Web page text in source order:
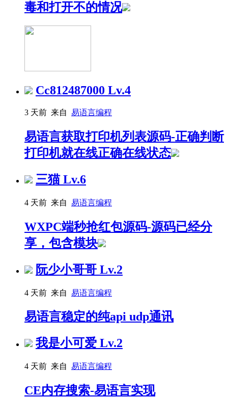
毒和打开不的情况
Cc812487000 Lv.4
3 天前 来自 易语言编程
易语言获取打印机列表源码-正确判断
打印机就在线正确在线状态
三猫Lv.6
4 天前 来自 易语言编程
WXPC端秒抢红包源码-源码已经分
享，包含模块
阮少小哥哥 Lv.2
4 天前 来自 易语言编程
易语言稳定的纯api udp通讯
我是小可爱 Lv.2
4 天前 来自 易语言编程
CE内存搜索-易语言实现